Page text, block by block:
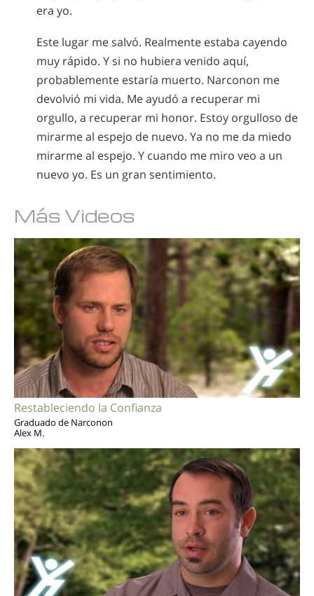
era yo.
Este lugar me salvó. Realmente estaba cayendo
muy rápido. Y si no hubiera venido aquí,
probablemente estaría muerto. Narconon me
devolvió mi vida. Me ayudó a recuperar mi
orgullo, a recuperar mi honor. Estoy orgulloso de
mirarme al espejo de nuevo. Ya no me da miedo
mirarme al espejo. Y cuando me miro veo a un
nuevo yo. Es un gran sentimiento.
Más Videos
Restableciendo la Confianza
Graduado de Narconon
Alex M.